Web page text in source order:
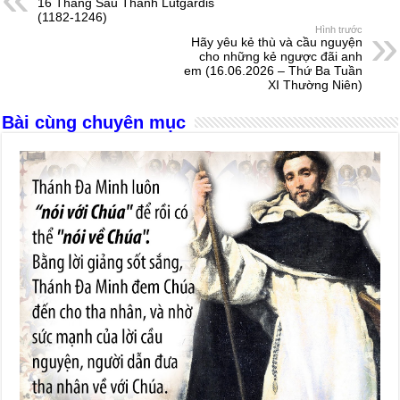
b
n
A
d
s
(1182-1246)
Hình trước
Hãy yêu kẻ thù và cầu nguyện
cho những kẻ ngược đãi anh
em (16.06.2026 – Thứ Ba Tuần
XI Thường Niên)
Bài cùng chuyên mục